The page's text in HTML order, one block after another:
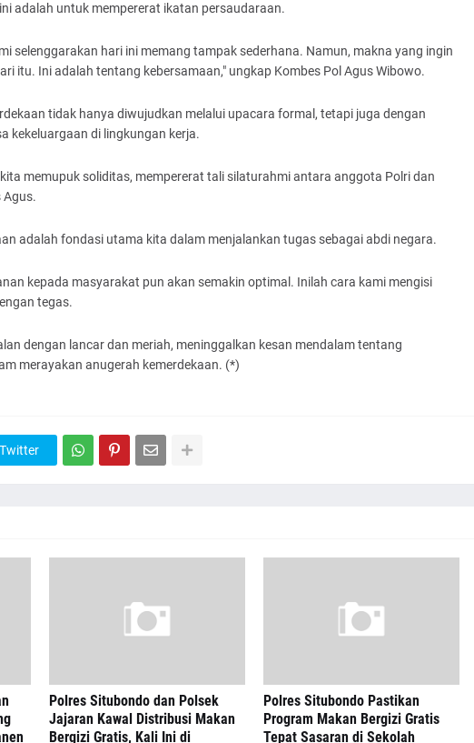
adalah untuk mempererat ikatan persaudaraan.
selenggarakan hari ini memang tampak sederhana. Namun, makna yang ingin
itu. Ini adalah tentang kebersamaan," ungkap Kombes Pol Agus Wibowo.
tidak hanya diwujudkan melalui upacara formal, tetapi juga dengan
kekeluargaan di lingkungan kerja.
memupuk soliditas, mempererat tali silaturahmi antara anggota Polri dan
Agus.
adalah fondasi utama kita dalam menjalankan tugas sebagai abdi negara.
kepada masyarakat pun akan semakin optimal. Inilah cara kami mengisi
tegas.
dengan lancar dan meriah, meninggalkan kesan mendalam tentang
merayakan anugerah kemerdekaan. (*)
Twitter
Polres Situbondo dan Polsek
Jajaran Kawal Distribusi Makan
Bergizi Gratis, Kali Ini di
Polres Situbondo Pastikan
Program Makan Bergizi Gratis
Tepat Sasaran di Sekolah